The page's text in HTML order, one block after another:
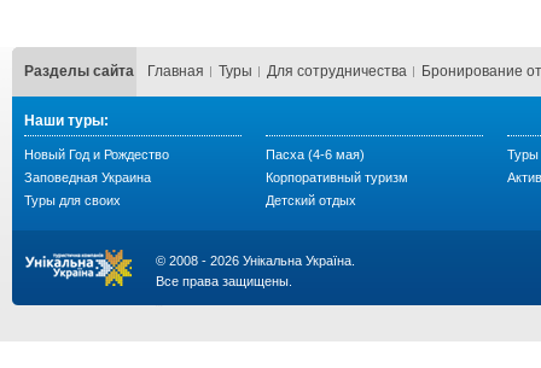
Разделы сайта Главная Туры Для сотрудничества Бронирование
Наши туры:
Новый Год и Рождество
Заповедная Украина
Туры для своих
Пасха (4-6 мая)
Корпоративный туризм
Детский отдых
Туры
© 2008 - 2026 Унікальна Україна.
Все права защищены.